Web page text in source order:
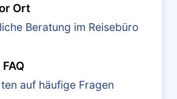
Ort
Beratung im Reisebüro
auf häufige Fragen